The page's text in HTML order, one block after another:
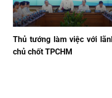
Thủ tướng làm việc với
chủ chốt TPCHM